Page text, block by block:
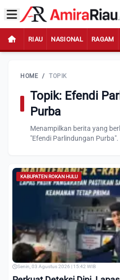
RIAU NASIONAL RAGAM
HOME / TOPIK
Topik: Efendi
Purba
Menampilkan berita yang
"Efendi Parlindungan Purba".
KABUPATEN ROKAN HULU
Senin, 03 Agustus 2026 | 15:42 WIB